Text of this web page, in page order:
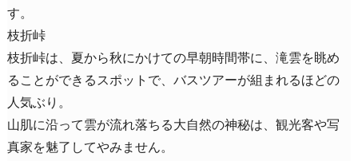
す。
枝折峠
枝折峠は、夏から秋にかけての早朝時間帯に、滝雲を眺め
ることができるスポットで、バスツアーが組まれるほどの
人気ぶり。
山肌に沿って雲が流れ落ちる大自然の神秘は、観光客や写
真家を魅了してやみません。